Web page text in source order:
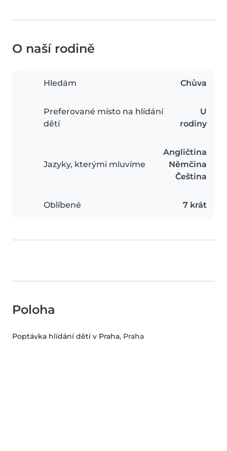
O naší rodině
Hledám Chůva
Preferované místo na hlídání
dětí
U
rodiny
Jazyky, kterými mluvíme
Angličtina
Němčina
Čeština
Oblíbené 7 krát
Poloha
Poptávka hlídání dětí v Praha, Praha